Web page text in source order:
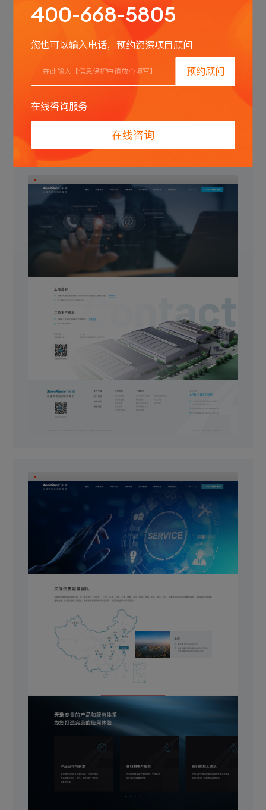
400-668-5805
您也可以输入电话，预约资深项目顾问
预约顾问
在线咨询服务
在线咨询